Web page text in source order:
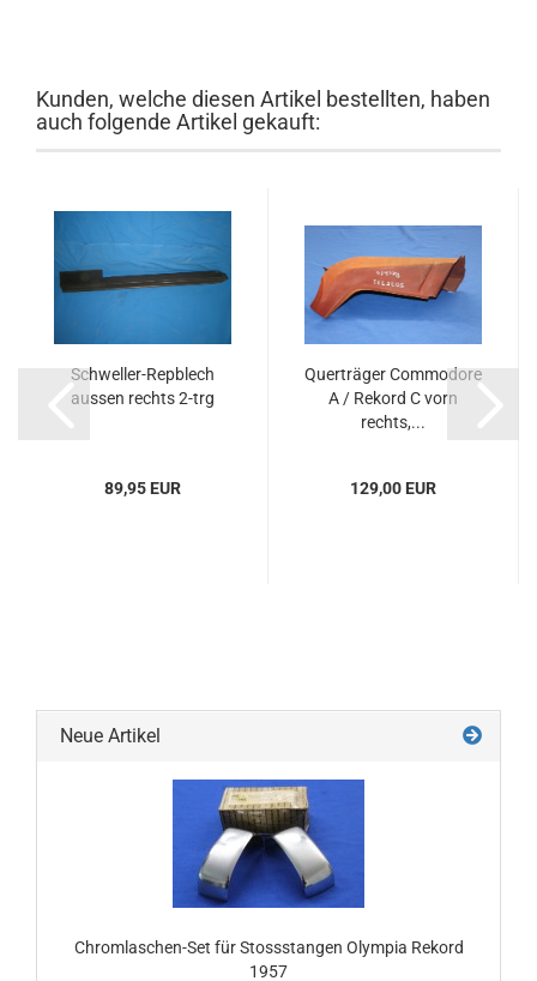
Kunden, welche diesen Artikel bestellten, haben
auch folgende Artikel gekauft:
Schweller-Repblech
aussen rechts 2-trg
89,95 EUR
Querträger Commodore
A / Rekord C vorn
rechts,...
129,00 EUR
Neue Artikel
Chromlaschen-Set für Stossstangen Olympia Rekord
1957